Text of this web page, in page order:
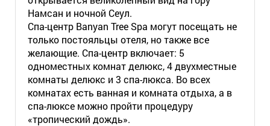
Намсан и ночной Сеул.
Спа-центр Banyan Tree Spa могут посещать не
только постояльцы отеля, но также все
желающие. Спа-центр включает: 5
одноместных комнат делюкс, 4 двухместные
комнаты делюкс и 3 спа-люкса. Во всех
комнатах есть ванная и комната отдыха, а в
спа-люксе можно пройти процедуру
«тропический дождь».